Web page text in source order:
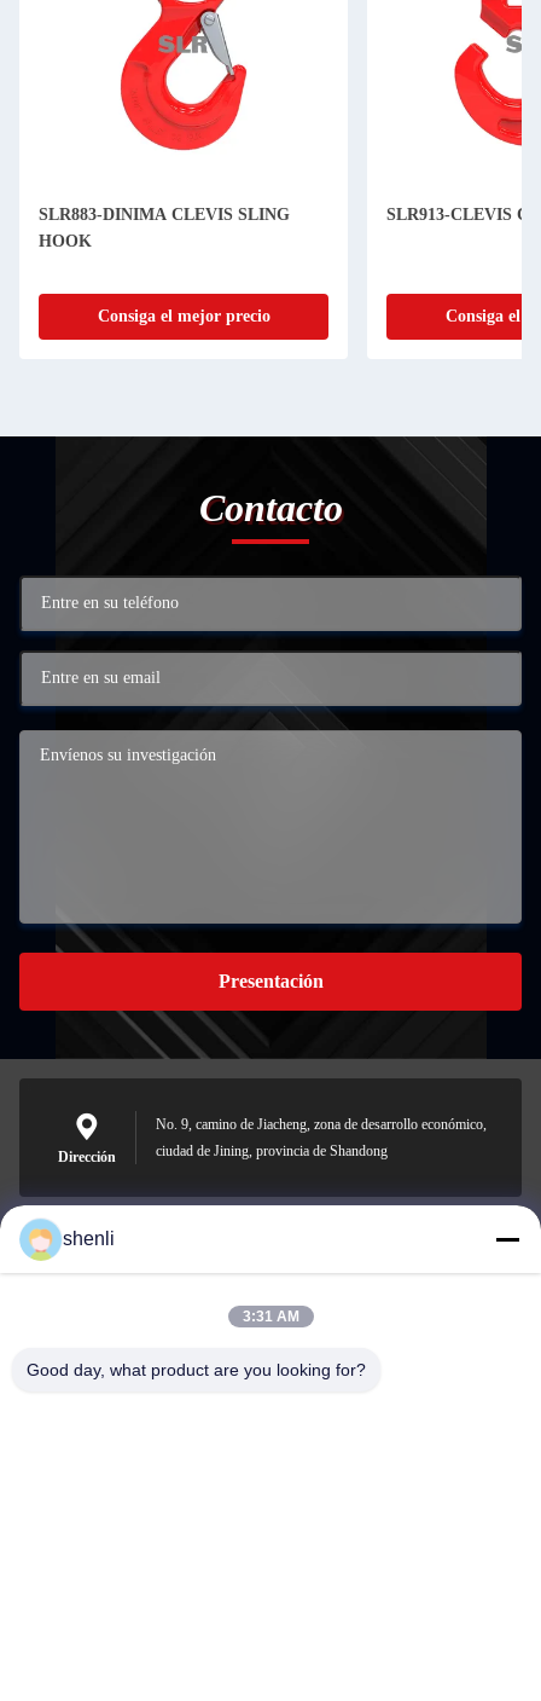
SLR883-DINIMA CLEVIS SLING
HOOK
Consiga el mejor precio
SLR913-CLEVIS C
Consiga el
Contacto
Presentación
Dirección
No. 9, camino de Jiacheng, zona de desarrollo económico,
ciudad de Jining, provincia de Shandong
shenli@shenlirigging.com
shenli
3:31 AM
Good day, what product are you looking for?